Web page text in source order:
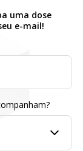
uma dose
e-mail!